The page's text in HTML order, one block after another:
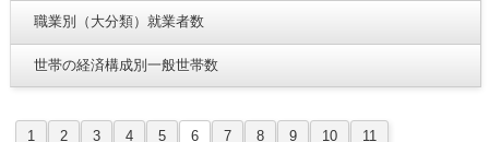
職業別（大分類）就業者数
世帯の経済構成別一般世帯数
1 2 3 4 5 6 7 8 9 10
11